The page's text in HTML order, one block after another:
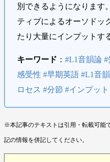
別できるようになります
ティブによるオーソドッ
たり大量にインプットす
キーワード ： #L1音韻論
感受性 #早期英語 #L1音
ロセス #分節 #インプッ
※本記事のテキストは引用・転載可能
記の情報を併記してください。